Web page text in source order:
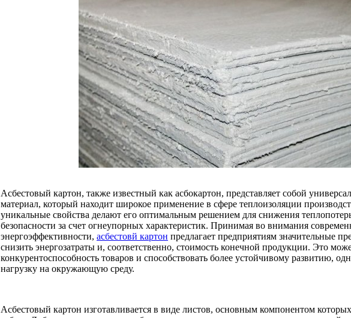
Асбестовый картон, также известный как асбокартон, представляет собой
материал, который находит широкое применение в сфере теплоизоляции
уникальные свойства делают его оптимальным решением для снижения
безопасности за счет огнеупорных характеристик. Принимая во внимания
энергоэффективности, асбестовй картон предлагает предприятиям значительные
снизить энергозатраты и, соответственно, стоимость конечной продукции. Это
конкурентоспособность товаров и способствовать более устойчивому развитию,
нагрузку на окружающую среду.
Асбестовый картон изготавливается в виде листов, основным компонентом